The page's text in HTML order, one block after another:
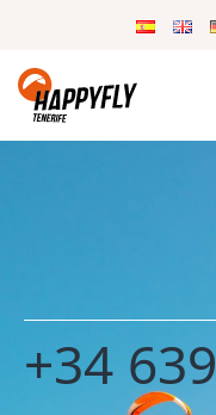
+34